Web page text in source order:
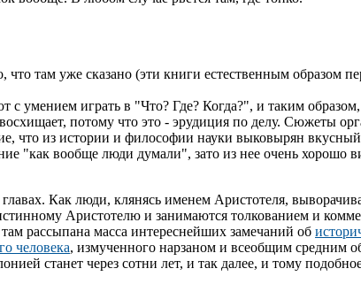
там уже сказано (эти книги естественным образом
умением играть в "Что? Где? Когда?", и таким
потому что это - эрудиция по делу. Сюжеты
что из истории и философии науки выковырян
"как вообще люди думали", зато из нее очень хорошо
Как люди, клянясь именем Аристотеля,
Аристотелю и занимаются толкованием и
рассыпана масса интереснейших замечаний об
человека, измученного нарзаном и всеобщим средним
станет через сотни лет, и так далее, и тому